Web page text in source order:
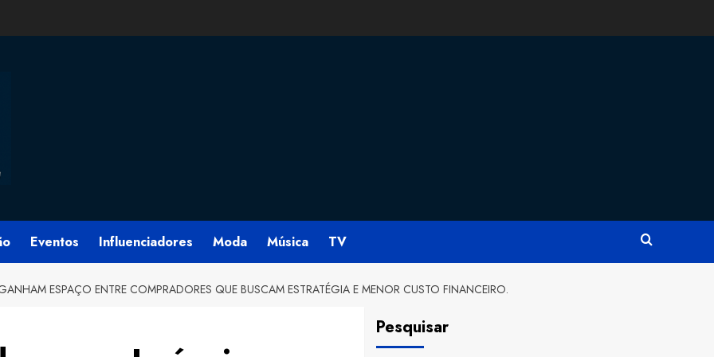
Eventos Influenciadores Moda Música TV
ESPAÇO ENTRE COMPRADORES QUE BUSCAM ESTRATÉGIA E MENOR CUSTO FINANCEIRO.
Pesquisar